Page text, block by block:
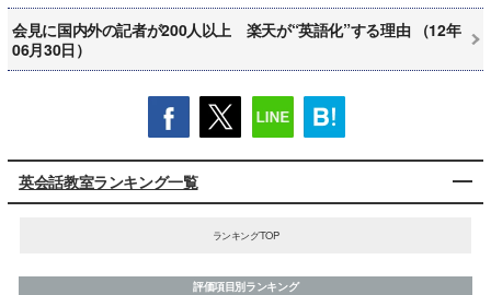
会見に国内外の記者が200人以上 楽天が“英語化”する理由 （12年
06月30日）
英会話教室ランキング一覧
ランキングTOP
評価項目別ランキング